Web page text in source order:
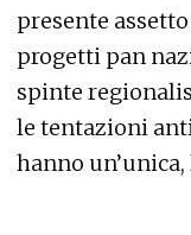
presente
progetti pan
spinte
le tentazioni
hanno